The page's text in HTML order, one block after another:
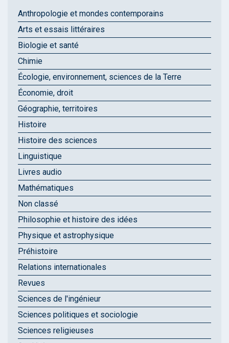
Anthropologie et mondes contemporains
Arts et essais littéraires
Biologie et santé
Chimie
Écologie, environnement, sciences de la Terre
Économie, droit
Géographie, territoires
Histoire
Histoire des sciences
Linguistique
Livres audio
Mathématiques
Non classé
Philosophie et histoire des idées
Physique et astrophysique
Préhistoire
Relations internationales
Revues
Sciences de l'ingénieur
Sciences politiques et sociologie
Sciences religieuses